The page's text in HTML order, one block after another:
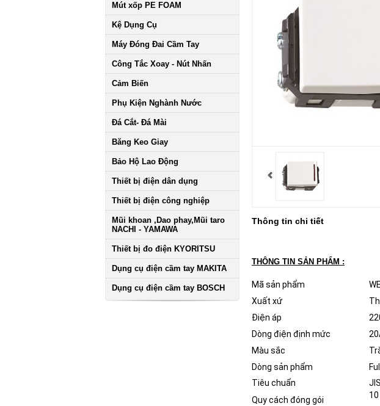
Mút xốp PE FOAM
Kệ Dụng Cụ
Máy Đóng Đai Cầm Tay
Công Tắc Xoay - Nút Nhấn
Cảm Biến
Phụ Kiện Nghành Nước
Đá Cắt- Đá Mài
Băng Keo Giay
Bảo Hộ Lao Động
Thiết bị điện dân dụng
Thiết bị điện công nghiệp
Mũi khoan ,Dao phay,Mũi taro
NACHI - YAMAWA
Thiết bị đo điện KYORITSU
Dụng cụ điện cầm tay MAKITA
Dụng cụ điện cầm tay BOSCH
Thông tin chi tiết
THÔNG TIN SẢN PHẨM :
Mã sản phẩm
Xuất xứ
Điện áp
Dòng điện định mức
Màu sắc
Dòng sản phẩm
Tiêu chuẩn
Quy cách đóng gói